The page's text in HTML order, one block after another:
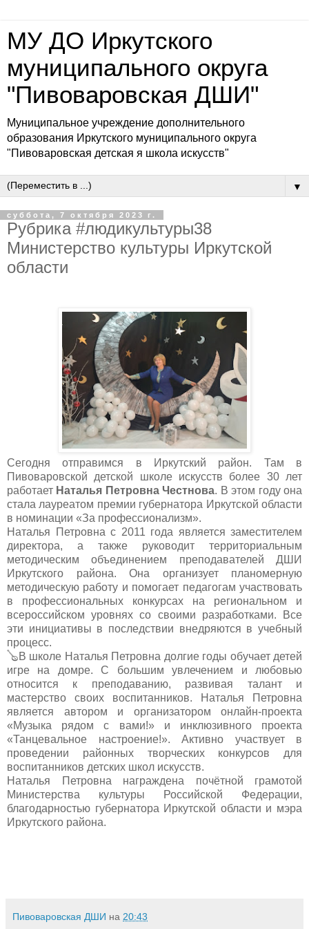
МУ ДО Иркутского
муниципального округа
"Пивоваровская ДШИ"
Муниципальное учреждение дополнительного
образования Иркутского муниципального округа
"Пивоваровская детская я школа искусств"
▼
суббота, 7 октября 2023 г.
Рубрика #людикультуры38
Министерство культуры Иркутской
области
Сегодня отправимся в Иркутский район. Там в
Пивоваровской детской школе искусств более 30 лет
работает Наталья Петровна Честнова. В этом году она
стала лауреатом премии губернатора Иркутской области
в номинации «За профессионализм».
Наталья Петровна с 2011 года является заместителем
директора, а также руководит территориальным
методическим объединением преподавателей ДШИ
Иркутского района. Она организует планомерную
методическую работу и помогает педагогам участвовать
в профессиональных конкурсах на региональном и
всероссийском уровнях со своими разработками. Все
эти инициативы в последствии внедряются в учебный
процесс.
🪕В школе Наталья Петровна долгие годы обучает детей
игре на домре. С большим увлечением и любовью
относится к преподаванию, развивая талант и
мастерство своих воспитанников. Наталья Петровна
является автором и организатором онлайн-проекта
«Музыка рядом с вами!» и инклюзивного проекта
«Танцевальное настроение!». Активно участвует в
проведении районных творческих конкурсов для
воспитанников детских школ искусств.
Наталья Петровна награждена почётной грамотой
Министерства культуры Российской Федерации,
благодарностью губернатора Иркутской области и мэра
Иркутского района.
Пивоваровская ДШИ на 20:43